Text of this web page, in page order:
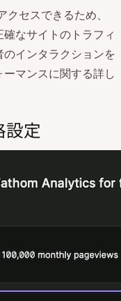
セスできるため、
なサイトのトラフィ
インタラクションを
マンスに関する詳し
定